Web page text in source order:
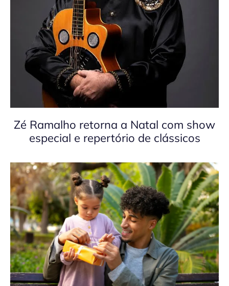
Zé Ramalho retorna a Natal com show
especial e repertório de clássicos